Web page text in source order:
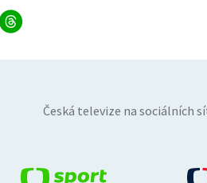
Česká televize na sociálních